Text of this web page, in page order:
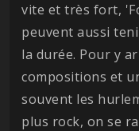
vite et très fort,
peuvent aussi
la durée. Pour y
compositions et
souvent les
plus rock, on se